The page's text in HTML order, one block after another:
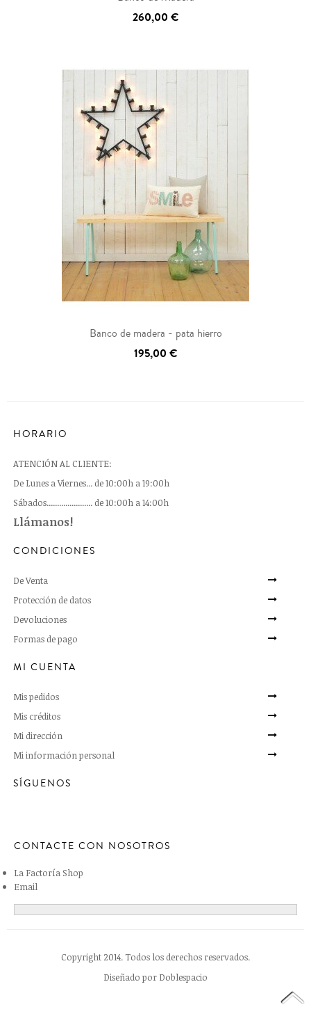
260,00 €
Banco de madera - pata hierro
195,00 €
HORARIO
ATENCIÓN AL CLIENTE:
De Lunes a Viernes... de 10:00h a 19:00h
Sábados...................... de 10:00h a 14:00h
Llámanos!
CONDICIONES
De Venta
Protección de datos
Devoluciones
Formas de pago
MI CUENTA
Mis pedidos
Mis créditos
Mi dirección
Mi información personal
SÍGUENOS
CONTACTE CON NOSOTROS
La Factoría Shop
Email
Copyright 2014. Todos los derechos reservados.
Diseñado por Doblespacio